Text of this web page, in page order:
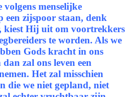
menselijke
een zijspoor staan, denk
kiest Hij uit om voortrekkers
te worden. Als we
Gods kracht in ons
zal ons leven een
Het zal misschien
die we niet gepland, niet